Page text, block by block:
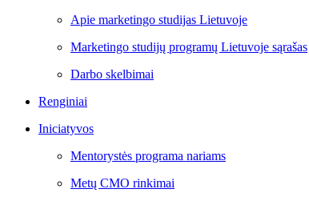
Apie marketingo studijas Lietuvoje
Marketingo studijų programų Lietuvoje sąrašas
Darbo skelbimai
Renginiai
Iniciatyvos
Mentorystės programa nariams
Metų CMO rinkimai